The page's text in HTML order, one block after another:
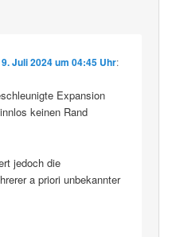
Juli 2024 um 04:45 Uhr:
Expansion
keinen Rand
jedoch die
a priori unbekannter